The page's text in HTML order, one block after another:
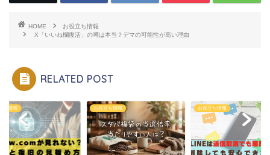
HOME
お役立ち情報
X「いいね欄復活」の噂は本当？デマの可能性が高い理由
RELATED POST
ち情報 お役立ち情報 お役立ち情報